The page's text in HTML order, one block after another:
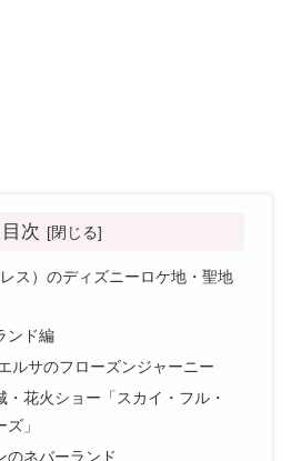
目次
ス）のディズニーロケ地・聖地
ンド編
ルサのフローズンジャーニー
・花火ショー「スカイ・フル・
」
のネバーランド